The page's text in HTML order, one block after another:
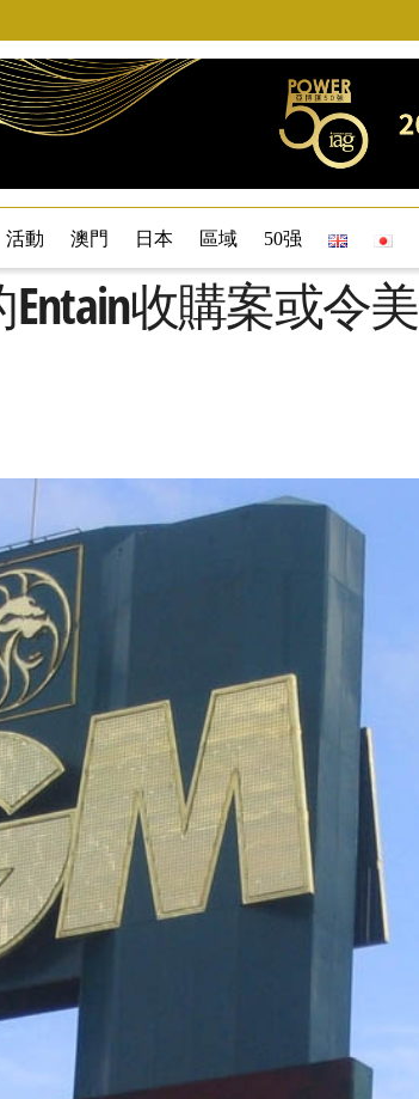
活動 澳門 日本 區域 50强
收購案或令美